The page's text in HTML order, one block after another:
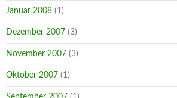
Januar 2008 (1)
Dezember 2007 (3)
November 2007 (3)
Oktober 2007 (1)